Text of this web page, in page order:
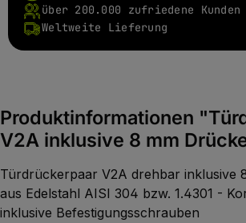
über 200.000 zufriedene Kunden
Weltweite Lieferung
Produktinformationen
V2A inklusive 8 mm
Türdrückerpaar V2A drehbar inklusive
aus Edelstahl AISI 304 bzw. 1.4301 -
inklusive Befestigungsschrauben